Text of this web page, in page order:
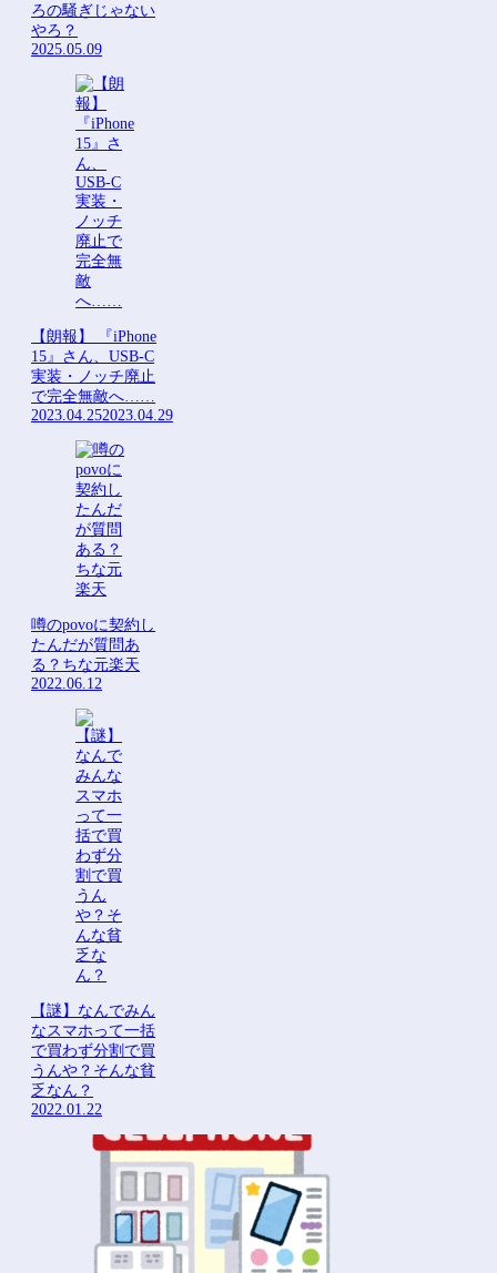
ろの騒ぎじゃない
やろ？
2025.05.09
【朗報】 『iPhone
15』さん、USB-C
実装・ノッチ廃止
で完全無敵へ……
2023.04.252023.04.29
噂のpovoに契約し
たんだが質問あ
る？ちな元楽天
2022.06.12
【謎】なんでみん
なスマホって一括
で買わず分割で買
うんや？そんな貧
乏なん？
2022.01.22